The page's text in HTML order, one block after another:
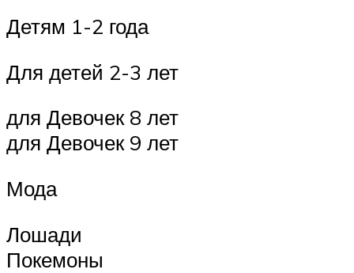
Детям 1-2 года
Для детей 2-3 лет
для Девочек 8 лет
для Девочек 9 лет
Мода
Лошади
Покемоны